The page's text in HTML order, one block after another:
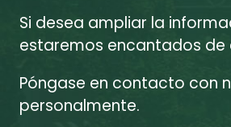
Si desea ampliar la
estaremos encantados de
Póngase en contacto con
personalmente.